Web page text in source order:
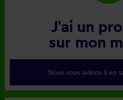
J'ai un
sur mon
Nous vous aidons à en